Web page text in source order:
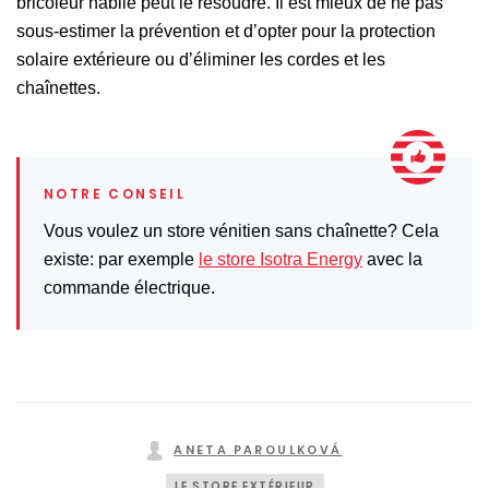
sous-estimer la prévention et d’opter pour la protection
solaire extérieure ou d’éliminer les cordes et les
chaînettes.
Vous voulez un store vénitien sans chaînette? Cela
existe: par exemple le store Isotra Energy avec la
commande électrique.
ANETA PAROULKOVÁ